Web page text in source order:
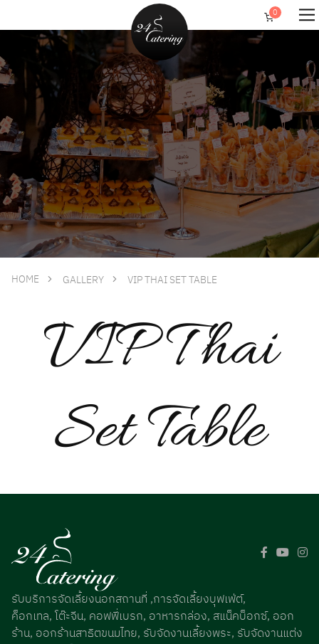
Gallery
HOME GALLERY VIP THAI SET TABLE
VIP Thai
Set Table
รับบริการจัดเลี้ยงนอกสถานที่ ,การจัดเลี้ยงบุฟเฟ่ต์,
ค็อกเทล, โต๊ะจีน, คอฟฟี่เบรก, อาหารกล่อง, สแน็คบ็อกซ์, ออก
ร้าน, ออกร้านสาธิตขนมไทย, รับจัดงานเลี้ยงพระ, รับจัดงานแต่ง